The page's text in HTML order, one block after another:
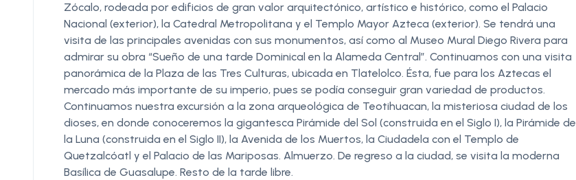
Zócalo, rodeada por edificios de gran valor arquitectónico, artístico e histórico, como el Palacio
Nacional (exterior), la Catedral Metropolitana y el Templo Mayor Azteca (exterior). Se tendrá una
visita de las principales avenidas con sus monumentos, así como al Museo Mural Diego Rivera para
admirar su obra “Sueño de una tarde Dominical en la Alameda Central”. Continuamos con una visita
panorámica de la Plaza de las Tres Culturas, ubicada en Tlatelolco. Ésta, fue para los Aztecas el
mercado más importante de su imperio, pues se podía conseguir gran variedad de productos.
Continuamos nuestra excursión a la zona arqueológica de Teotihuacan, la misteriosa ciudad de los
dioses, en donde conoceremos la gigantesca Pirámide del Sol (construida en el Siglo I), la Pirámide de
la Luna (construida en el Siglo II), la Avenida de los Muertos, la Ciudadela con el Templo de
Quetzalcóatl y el Palacio de las Mariposas. Almuerzo. De regreso a la ciudad, se visita la moderna
Basílica de Guasalupe. Resto de la tarde libre.